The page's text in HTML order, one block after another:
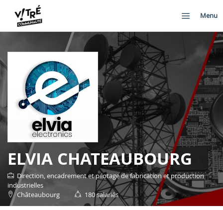
Menu
ELVIA CHATEAUBOURG
Direction, encadrement et pilotage de fabrication et production
industrielles
Châteaubourg
180 salariés